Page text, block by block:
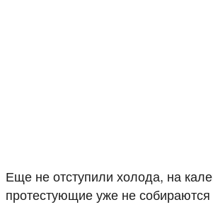
Еще не отступили холода, на
протестующие уже не